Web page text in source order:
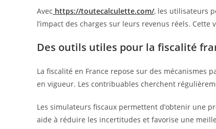
Avec https://toutecalculette.com/, les utilisateurs
l’impact des charges sur leurs revenus réels.
Des outils utiles pour la fiscalité
La fiscalité en France repose sur des mécanismes
en vigueur. Les contribuables cherchent
Les simulateurs fiscaux permettent d’obtenir une
aide à réduire les incertitudes et favorise une